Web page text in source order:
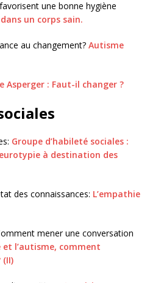
une bonne hygiène
un corps sain.
au changement? Autisme
Asperger : Faut-il changer ?
Groupe d’habileté sociales :
à destination des
des connaissances: L’empathie
mener une conversation
et l’autisme, comment